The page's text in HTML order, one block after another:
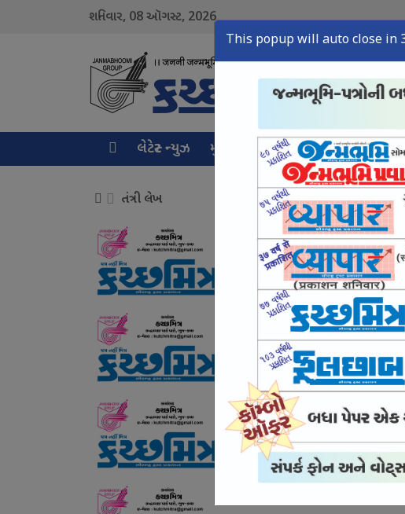
શનિવાર, 08ઑગસ્ટ, 2026
લેટેસ્ટ ન્યુઝ મુખ્ય સમાચાર ક્રાઇમ ન્યુઝ
This popup will auto close in
તંત્રી લેખ
વાહનોનો થર્ડ પાર્ટી વીમો :
August 08, Sat, 2026
સાયબર ક્રાઈમ ઉપર સકંજો
August 07, Fri, 2026
યુવાનો સાથે સંઘર્ષ નહીં પણ
August 07, Fri, 2026